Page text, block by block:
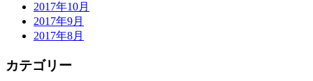
2017年10月
2017年9月
2017年8月
カテゴリー